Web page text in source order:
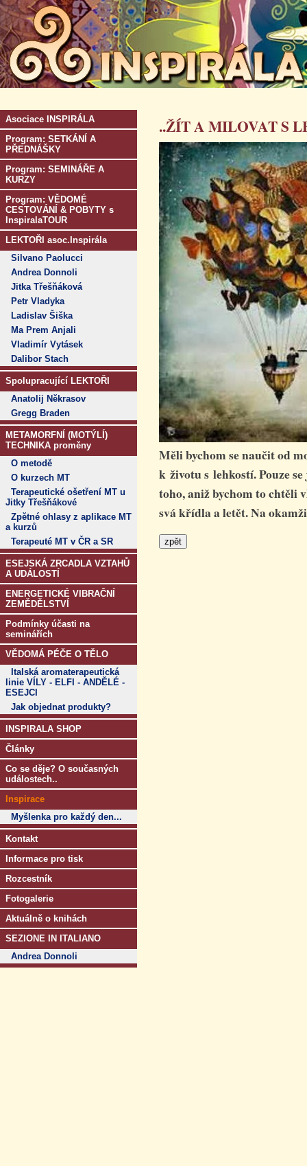
Asociace INSPIRÁLA
Program: SETKÁNÍ A
PŘEDNÁŠKY
Program: SEMINÁŘE A
KURZY
Program: VĚDOMÉ
CESTOVÁNÍ & POBYTY s
InspiralaTOUR
LEKTOŘI asoc.Inspirála
Silvano Paolucci
Andrea Donnoli
Jitka Třešňáková
Petr Vladyka
Ladislav Šiška
Ma Prem Anjali
Vladimír Vytásek
Dalibor Stach
Spolupracující LEKTOŘI
Anatolij Někrasov
Gregg Braden
METAMORFNÍ (MOTÝLÍ)
TECHNIKA proměny
O metodě
O kurzech MT
Terapeutické ošetření MT u
Jitky Třešňákové
Zpětné ohlasy z aplikace MT
a kurzů
Terapeuté MT v ČR a SR
ESEJSKÁ ZRCADLA VZTAHŮ
A UDÁLOSTÍ
ENERGETICKÉ VIBRAČNÍ
ZEMĚDĚLSTVÍ
Podmínky účasti na
seminářích
VĚDOMÁ PÉČE O TĚLO
Italská aromaterapeutická
linie VÍLY - ELFI - ANDĚLÉ -
ESEJCI
Jak objednat produkty?
INSPIRALA SHOP
Články
Co se děje? O současných
událostech..
Inspirace
Myšlenka pro každý den...
Kontakt
Informace pro tisk
Rozcestník
Fotogalerie
Aktuálně o knihách
SEZIONE IN ITALIANO
Andrea Donnoli
..ŽÍT A MILOVAT S
Měli bychom se naučit od
k životu s lehkostí. Pouze
toho, aniž bychom to chtěli
svá křídla a letět. Na